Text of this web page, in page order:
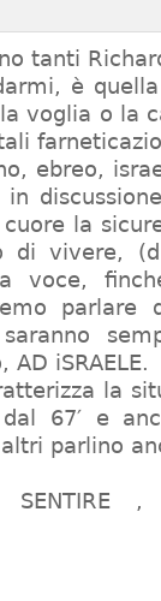
tanti
è
voglia o la
ebreo,
la
di vivere,
voce,
parlare
iSRAELE.
la
67′ e
parlino
,